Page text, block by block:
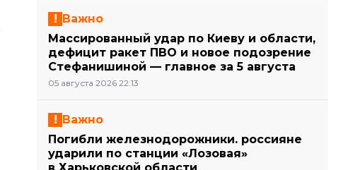
Важно
Массированный удар по Киеву и области,
дефицит ракет ПВО и новое подозрение
Стефанишиной — главное за 5 августа
05 августа 2026 22:13
Важно
Погибли железнодорожники. россияне
ударили по станции «Лозовая»